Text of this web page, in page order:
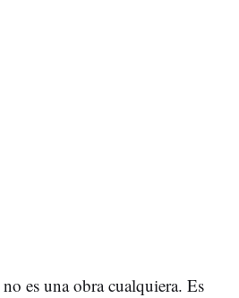
es una obra cualquiera. Es